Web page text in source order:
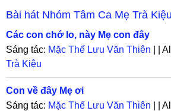
Bài hát Nhóm Tâm Ca Mẹ Trà Kiệu
Các con chớ lo, này Mẹ con đây
Sáng tác: Mặc Thế Lưu Văn Thiên | |
Trà Kiệu
Con về đây Mẹ ơi
Sáng tác: Mặc Thế Lưu Văn Thiên | |